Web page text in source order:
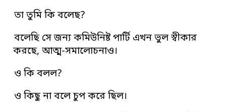
তা তুমি কি বলেছ?
বলেছি সে জন্য কমিউনিষ্ট পার্টি এখন ভুল স্বীকার
করছে, আত্ম-সমালোচনাও।
ও কি বলল?
ও কিছু না বলে চুপ করে ছিল।